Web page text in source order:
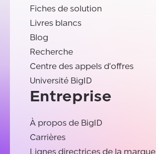
Fiches de solution
Livres blancs
Blog
Recherche
Centre des appels d'offres
Université BigID
Entreprise
À propos de BigID
Carrières
Lignes directrices de la marque